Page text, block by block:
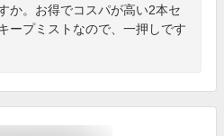
か。お得でコスパが高い2本セ
ープミストなので、一押しです